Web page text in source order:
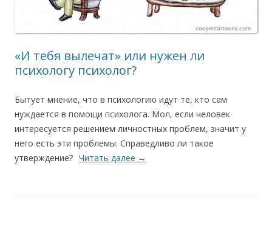
«И тебя вылечат» или нужен ли
психологу психолог?
Бытует мнение, что в психологию идут те, кто сам
нуждается в помощи психолога. Мол, если человек
интересуется решением личностных проблем, значит у
него есть эти проблемы. Справедливо ли такое
утверждение? Читать далее →